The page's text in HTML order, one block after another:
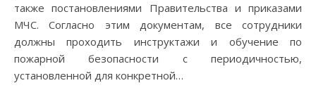
также постановлениями Правительства и приказами
МЧС. Согласно этим документам, все сотрудники
должны проходить инструктажи и обучение по
пожарной безопасности с периодичностью,
установленной для конкретной…